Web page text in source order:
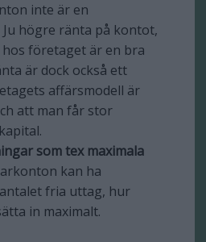
inte är en
högre ränta på kontot,
företaget är en bra
är dock också ett
affärsmodell är
att man får stor
som tex maximala
kan ha
fria uttag, hur
in maximalt.